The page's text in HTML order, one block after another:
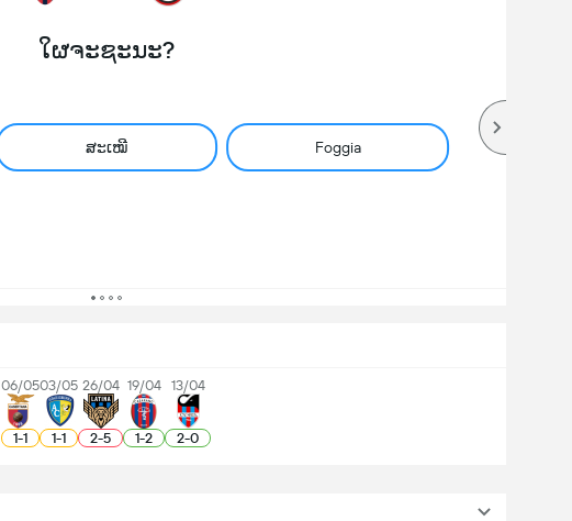
ໃຜຈະຊະນະ?
ສະເໝີ Foggia
06/05
1-1
03/05
1-1
26/04
2-5
19/04
1-2
13/04
2-0